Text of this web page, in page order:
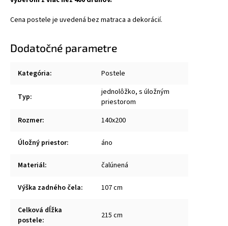
Cena postele je uvedená bez matraca a dekorácií.
Dodatočné parametre
Kategória: Postele
Typ:
jednolôžko, s úložným
priestorom
Rozmer: 140x200
Úložný priestor: áno
Materiál: čalúnená
Výška zadného čela: 107 cm
Celková dĺžka
postele: 215 cm